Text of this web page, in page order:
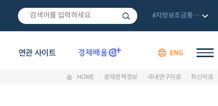
연관 사이트 ENG
#지방보조금통합관리망
HOME 경제정책정보 국내연구자료 최신자료